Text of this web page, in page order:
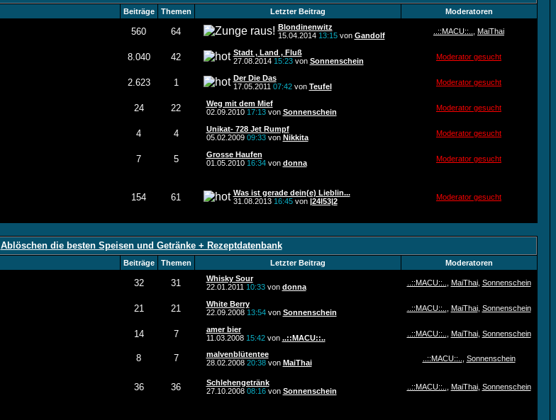
Beiträge Themen Letzter Beitrag Moderatoren
560 64
Blondinenwitz
15.04.2014 13:15von Gandolf ..::MACU::.. MaiThai
8.040 42
Stadt , Land , Fluß
27.08.2014 15:23von Sonnenschein Moderator gesucht
2.623 1
Der Die Das
17.05.2011 07:42von Teufel Moderator gesucht
24 22
Weg mit dem Mief
02.09.2010 17:13von Sonnenschein Moderator gesucht
4 4
Unikat- 728 Jet Rumpf
05.02.2009 09:33von Nikkita Moderator gesucht
7 5
Grosse Haufen
01.05.2010 16:34von donna Moderator gesucht
154 61
Was ist gerade dein(e) Lieblin...
31.08.2013 16:45von |24I53|2 Moderator gesucht
Ablöschen die besten Speisen und Getränke + Rezeptdatenbank
Beiträge Themen Letzter Beitrag Moderatoren
32 31
Whisky Sour
22.01.2011 10:33von donna ..::MACU::.. MaiThai, Sonnenschein
21 21
White Berry
22.09.2008 13:54von Sonnenschein ..::MACU::.. MaiThai, Sonnenschein
14 7
amer bier
11.03.2008 15:42von ..::MACU::.. ..::MACU::.. MaiThai, Sonnenschein
8 7
malvenblütentee
28.02.2008 20:38von MaiThai ..::MACU::.. Sonnenschein
36 36
Schlehengetränk
27.10.2008 08:16von Sonnenschein ..::MACU::.. MaiThai, Sonnenschein